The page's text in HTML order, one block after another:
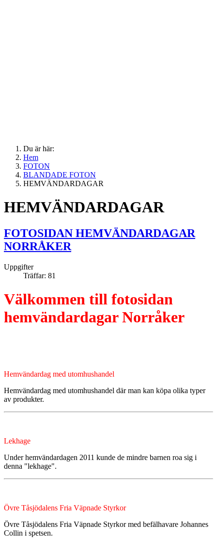
Du är här:
Hem
FOTON
BLANDADE FOTON
HEMVÄNDARDAGAR
HEMVÄNDARDAGAR
FOTOSIDAN HEMVÄNDARDAGAR
NORRÅKER
Uppgifter
Träffar: 81
Välkommen till fotosidan
hemvändardagar Norråker
Hemvändardag med utomhushandel
Hemvändardag med utomhushandel där man kan köpa olika typer
av produkter.
Lekhage
Under hemvändardagen 2011 kunde de mindre barnen roa sig i
denna "lekhage".
Övre Tåsjödalens Fria Väpnade Styrkor
Övre Tåsjödalens Fria Väpnade Styrkor med befälhavare Johannes
Collin i spetsen.